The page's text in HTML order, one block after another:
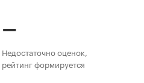
–
Недостаточно оценок,
рейтинг формируется